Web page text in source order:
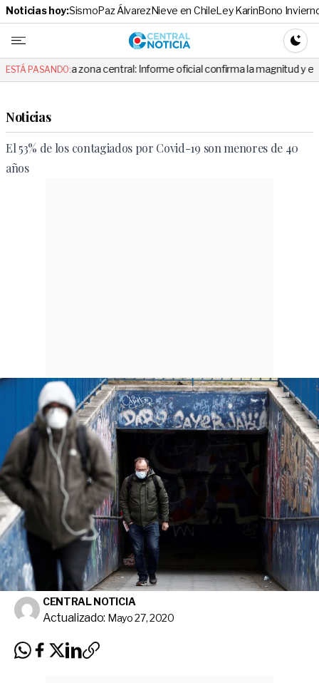
Noticias hoy:SismoPaz ÁlvarezNieve en ChileLey KarinBono
Central
ESTÁ PASANDO:
la zona central: Informe oficial confirma la magnitud y el origen del
Noticias
El 53% de los contagiados por Covid-19 son menores de 40
años
CENTRAL NOTICIA
Actualizado: Mayo 27, 2020